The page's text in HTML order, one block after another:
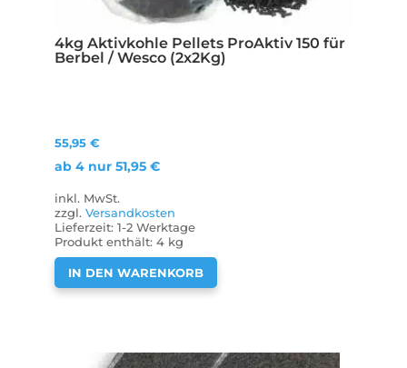
4kg Aktivkohle Pellets ProAktiv 150 für
Berbel / Wesco (2x2Kg)
55,95 €
ab 4 nur 51,95 €
inkl. MwSt.
zzgl. Versandkosten
Lieferzeit: 1-2 Werktage
Produkt enthält: 4 kg
IN DEN WARENKORB